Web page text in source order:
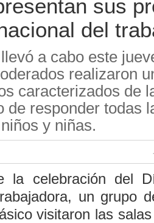
sus
del
a cabo este
realizaron
caracterizados de
de responder todas
y niñas.
la celebración del
un grupo
visitaron las